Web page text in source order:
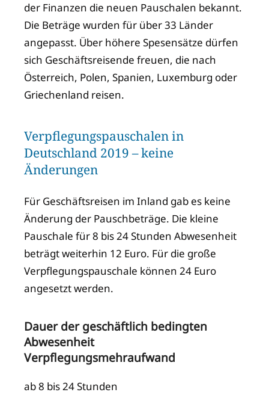
der Finanzen die neuen Pauschalen bekannt.
Die Beträge wurden für über 33 Länder
angepasst. Über höhere Spesensätze dürfen
sich Geschäftsreisende freuen, die nach
Österreich, Polen, Spanien, Luxemburg oder
Griechenland reisen.
Verpflegungspauschalen in
Deutschland 2019 – keine
Änderungen
Für Geschäftsreisen im Inland gab es keine
Änderung der Pauschbeträge. Die kleine
Pauschale für 8 bis 24 Stunden Abwesenheit
beträgt weiterhin 12 Euro. Für die große
Verpflegungspauschale können 24 Euro
angesetzt werden.
Dauer der geschäftlich bedingten
Abwesenheit
Verpflegungsmehraufwand
ab 8 bis 24 Stunden